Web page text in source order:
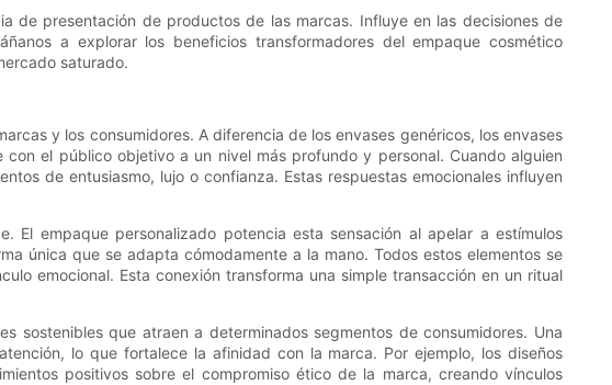
de presentación de productos de las marcas. Influye en las decisiones de
a explorar los beneficios transformadores del empaque cosmético
saturado.
y los consumidores. A diferencia de los envases genéricos, los envases
el público objetivo a un nivel más profundo y personal. Cuando alguien
de entusiasmo, lujo o confianza. Estas respuestas emocionales influyen
El empaque personalizado potencia esta sensación al apelar a estímulos
única que se adapta cómodamente a la mano. Todos estos elementos se
emocional. Esta conexión transforma una simple transacción en un ritual
sostenibles que atraen a determinados segmentos de consumidores. Una
lo que fortalece la afinidad con la marca. Por ejemplo, los diseños
positivos sobre el compromiso ético de la marca, creando vínculos